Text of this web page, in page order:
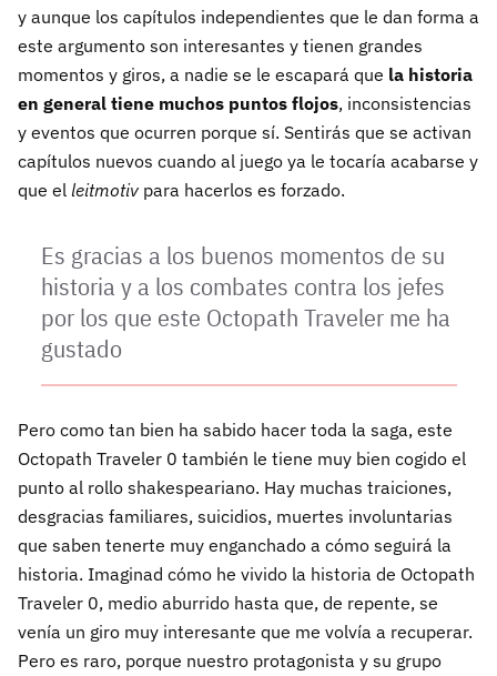
y aunque los capítulos independientes que le dan forma a
este argumento son interesantes y tienen grandes
momentos y giros, a nadie se le escapará que la historia
en general tiene muchos puntos flojos, inconsistencias
y eventos que ocurren porque sí. Sentirás que se activan
capítulos nuevos cuando al juego ya le tocaría acabarse y
que el leitmotiv para hacerlos es forzado.
Es gracias a los buenos momentos de su
historia y a los combates contra los jefes
por los que este Octopath Traveler me ha
gustado
Pero como tan bien ha sabido hacer toda la saga, este
Octopath Traveler 0 también le tiene muy bien cogido el
punto al rollo shakespeariano. Hay muchas traiciones,
desgracias familiares, suicidios, muertes involuntarias
que saben tenerte muy enganchado a cómo seguirá la
historia. Imaginad cómo he vivido la historia de Octopath
Traveler 0, medio aburrido hasta que, de repente, se
venía un giro muy interesante que me volvía a recuperar.
Pero es raro, porque nuestro protagonista y su grupo